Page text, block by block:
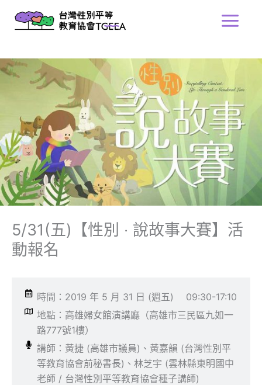
內
Main
5/31(五)【性別 ‧ 說故事大賽】活
動報名
時間：2019 年 5 月 31 日 (週五) 09:30-17:10
地點：高雄婦女館演講廳（高雄市三民區九如一
路777號1樓）
講師：黃捷 (高雄市議員)、黃嘉韻 (台灣性別平
等教育協會前秘書長)、林芝宇 (雲林縣東明國中
老師 / 台灣性別平等教育協會種子講師)